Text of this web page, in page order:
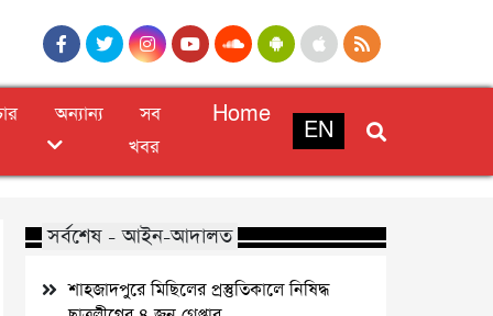
অন্যান্য
সব
খবর
Home
EN
সর্বশেষ - আইন-আদালত
শাহজাদপুরে মিছিলের প্রস্তুতিকালে নিষিদ্ধ